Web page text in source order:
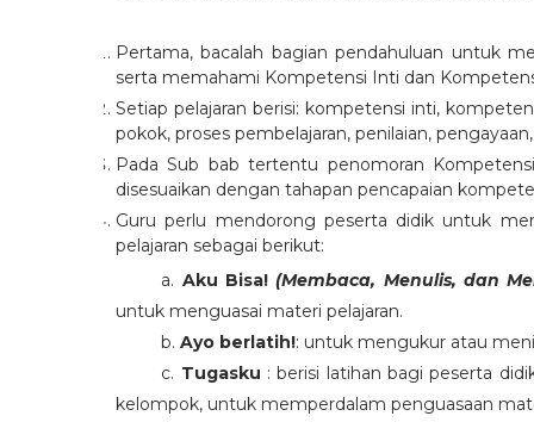
Pertama, bacalah bagian pendahuluan untuk
serta memahami Kompetensi Inti dan
Setiap pelajaran berisi: kompetensi inti,
pokok, proses pembelajaran, penilaian,
Pada Sub bab tertentu penomoran
disesuaikan dengan tahapan pencapaian
Guru perlu mendorong peserta didik untuk
pelajaran sebagai berikut:
a. Aku Bisa!(Membaca, Menulis, dan
untuk menguasai materi pelajaran.
b.Ayo berlatih!: untuk mengukur atau
c. Tugasku : berisi latihan bagi peserta
kelompok, untuk memperdalam penguasaan